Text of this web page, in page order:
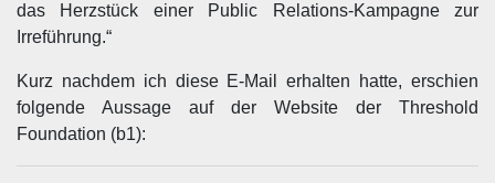
das Herzstück einer Public Relations-Kampagne zur
Irreführung.“
Kurz nachdem ich diese E-Mail erhalten hatte, erschien
folgende Aussage auf der Website der Threshold
Foundation (b1):